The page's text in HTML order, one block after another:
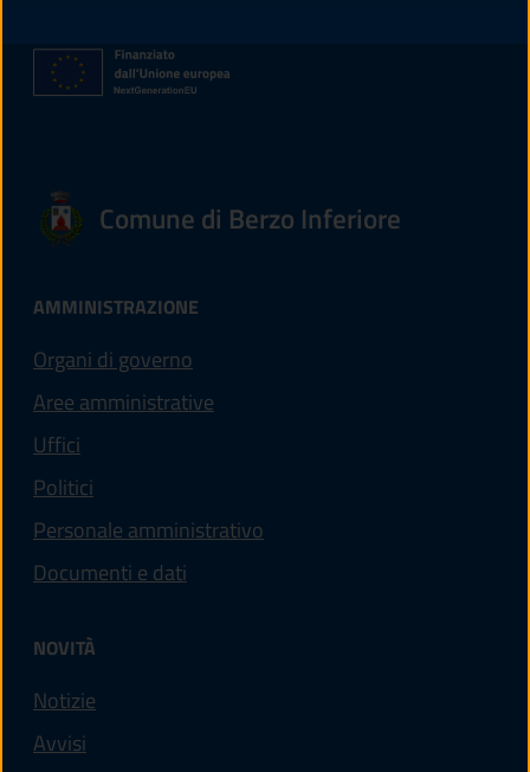
Comune di Berzo Inferiore
AMMINISTRAZIONE
Organi di governo
Aree amministrative
Uffici
Politici
Personale amministrativo
Documenti e dati
NOVITÀ
Notizie
Avvisi